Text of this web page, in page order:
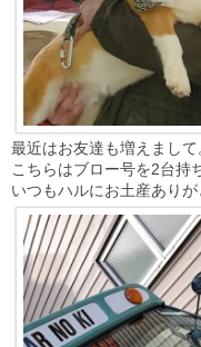
最近はお友達も増えまし
こちらはブロー号を2台持
いつもハルにお土産あり